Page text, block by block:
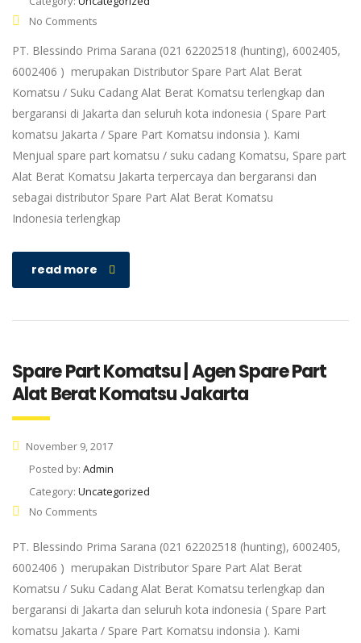
No Comments
PT. Blessindo Prima Sarana (021 62202518 (hunting), 6002405,
6002406 ) merupakan Distributor Spare Part Alat Berat
Komatsu / Suku Cadang Alat Berat Komatsu terlengkap dan
bergaransi di Jakarta dan seluruh kota indonesia ( Spare Part
komatsu Jakarta / Spare Part Komatsu indonsia ). Kami
Menjual spare part komatsu / suku cadang Komatsu, Spare part
Alat Berat Komatsu Jakarta terpercaya dan bergaransi dan
sebagai distributor Spare Part Alat Berat Komatsu
Indonesia terlengkap
read more
Spare Part Komatsu | Agen Spare Part
Alat Berat Komatsu Jakarta
November 9, 2017
Posted by: Admin
Category: Uncategorized
No Comments
PT. Blessindo Prima Sarana (021 62202518 (hunting), 6002405,
6002406 ) merupakan Distributor Spare Part Alat Berat
Komatsu / Suku Cadang Alat Berat Komatsu terlengkap dan
bergaransi di Jakarta dan seluruh kota indonesia ( Spare Part
komatsu Jakarta / Spare Part Komatsu indonsia ). Kami